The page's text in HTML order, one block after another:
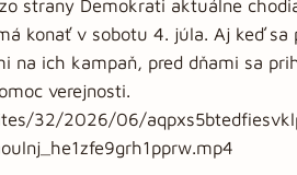
strany Demokrati aktuálne
konať v sobotu 4. júla. Aj keď
na ich kampaň, pred dňami sa
verejnosti.
32/2026/06/